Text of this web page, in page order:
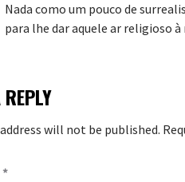
Nada como um pouco de
para lhe dar aquele ar religioso à
will not be published.
*